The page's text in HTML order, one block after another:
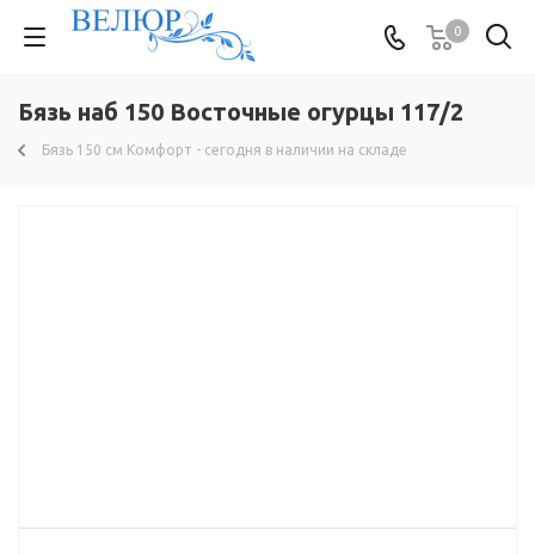
0
Бязь наб 150 Восточные огурцы 117/2
Бязь 150 см Комфорт - сегодня в наличии на складе